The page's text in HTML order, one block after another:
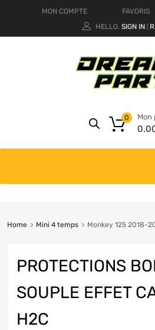
MON COMPTE FAVORIS
HELLO. SIGN IN
Mon
0
Home Mini 4 temps Monkey 125 2018-
PROTECTIONS
SOUPLE EFFET
H2C